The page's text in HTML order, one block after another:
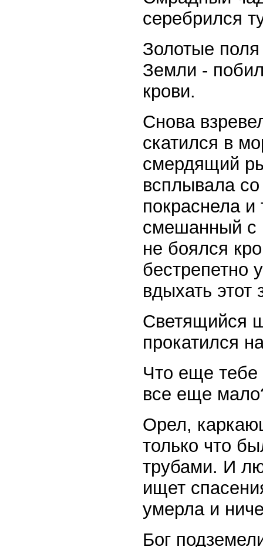
серебрился
Золотые
Земли -
крови.
Снова
скатился в
смердящий
всплывала
покраснела
смешанный с
не боялся
беcтрепетно
вдыхать этот
Светящийся
прокатился
Что еще
все еще
Орел,
только что
трубами. И
ищет
умерла и
Бог